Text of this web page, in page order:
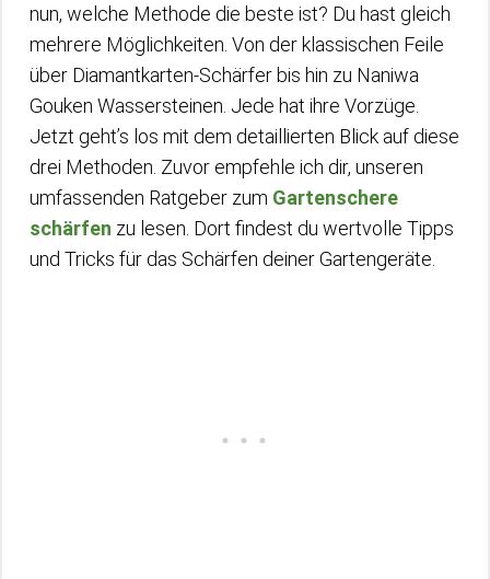
nun, welche Methode die beste ist? Du hast gleich
mehrere Möglichkeiten. Von der klassischen Feile
über Diamantkarten-Schärfer bis hin zu Naniwa
Gouken Wassersteinen. Jede hat ihre Vorzüge.
Jetzt geht’s los mit dem detaillierten Blick auf diese
drei Methoden. Zuvor empfehle ich dir, unseren
umfassenden Ratgeber zum Gartenschere
schärfen zu lesen. Dort findest du wertvolle Tipps
und Tricks für das Schärfen deiner Gartengeräte.